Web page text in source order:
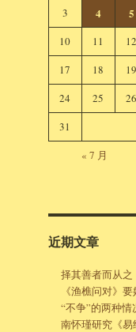
3 4 5
10
11 12
17
18 19
24
25 26
31
« 7 月
近期文章
择其善者而从之
《渔樵问对》
“不争”的两种情
南怀瑾研究《